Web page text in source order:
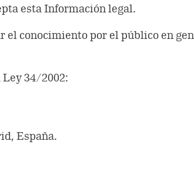
esta Información legal.
conocimiento por el público en
34/2002:
España.